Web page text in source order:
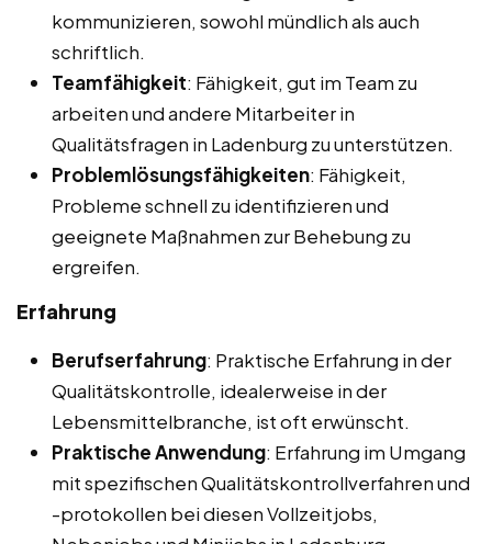
kommunizieren, sowohl mündlich als auch
schriftlich.
Teamfähigkeit: Fähigkeit, gut im Team zu
arbeiten und andere Mitarbeiter in
Qualitätsfragen in Ladenburg zu unterstützen.
Problemlösungsfähigkeiten: Fähigkeit,
Probleme schnell zu identifizieren und
geeignete Maßnahmen zur Behebung zu
ergreifen.
Erfahrung
Berufserfahrung: Praktische Erfahrung in der
Qualitätskontrolle, idealerweise in der
Lebensmittelbranche, ist oft erwünscht.
Praktische Anwendung: Erfahrung im Umgang
mit spezifischen Qualitätskontrollverfahren und
-protokollen bei diesen Vollzeitjobs,